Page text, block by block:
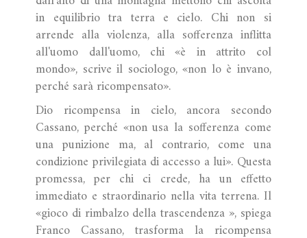
in equilibrio tra terra e cielo. Chi non si
arrende alla violenza, alla sofferenza inflitta
all'uomo dall'uomo, chi «è in attrito col
mondo», scrive il sociologo, «non lo è invano,
perché sarà ricompensato».
Dio ricompensa in cielo, ancora secondo
Cassano, perché «non usa la sofferenza come
una punizione ma, al contrario, come una
condizione privilegiata di accesso a lui». Questa
promessa, per chi ci crede, ha un effetto
immediato e straordinario nella vita terrena. Il
«gioco di rimbalzo della trascendenza », spiega
Franco Cassano, trasforma la ricompensa